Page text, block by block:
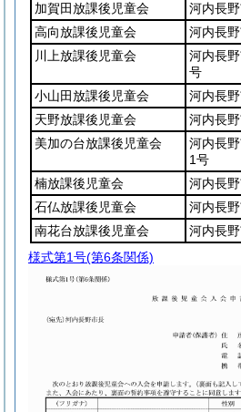
加賀田放課後児童会
河内長
高向放課後児童会
河内長
川上放課後児童会
河内長
号
小山田放課後児童会
河内長
天野放課後児童会
河内長
美加の台放課後児童会
河内長
1号
楠放課後児童会
河内長
石仏放課後児童会
河内長
南花台放課後児童会
河内長
様式第1号(第6条関係)